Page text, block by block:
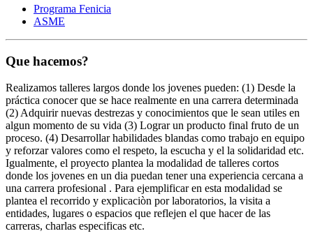
Programa Fenicia
ASME
Que hacemos?
Realizamos talleres largos donde los jovenes pueden: (1) Desde la
práctica conocer que se hace realmente en una carrera determinada
(2) Adquirir nuevas destrezas y conocimientos que le sean utiles en
algun momento de su vida (3) Lograr un producto final fruto de un
proceso. (4) Desarrollar habilidades blandas como trabajo en equipo
y reforzar valores como el respeto, la escucha y el la solidaridad etc.
Igualmente, el proyecto plantea la modalidad de talleres cortos
donde los jovenes en un dia puedan tener una experiencia cercana a
una carrera profesional . Para ejemplificar en esta modalidad se
plantea el recorrido y explicaciòn por laboratorios, la visita a
entidades, lugares o espacios que reflejen el que hacer de las
carreras, charlas especificas etc.